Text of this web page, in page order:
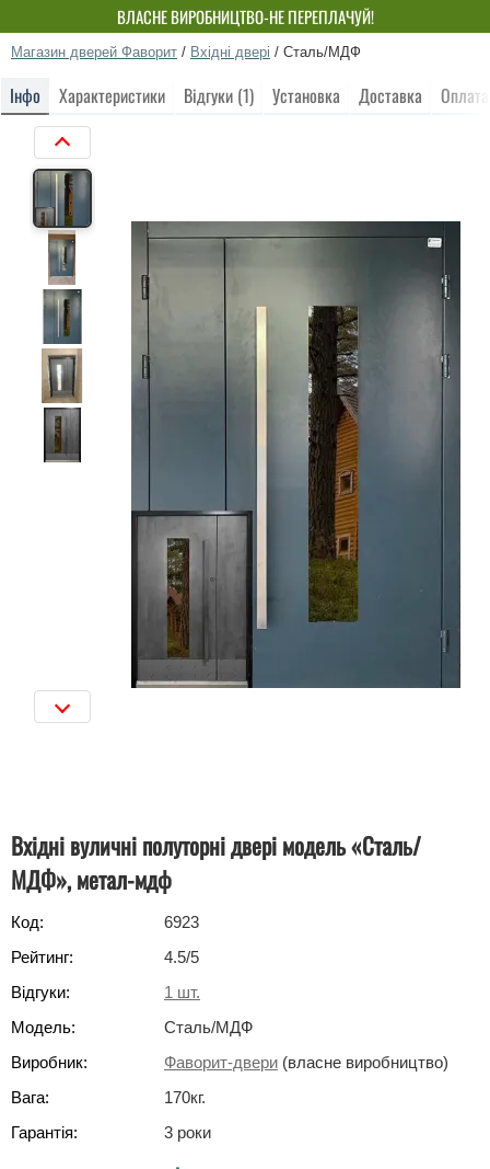
ВЛАСНЕ ВИРОБНИЦТВО-НЕ ПЕРЕПЛАЧУЙ!
Магазин дверей Фаворит / Вхідні двері / Сталь/МДФ
Інфо Характеристики Відгуки (1) Установка Доставка Оплата
Вхідні вуличні полуторні двері модель «Сталь/
МДФ», метал-мдф
Код:
6923
Рейтинг:
4.5/5
Відгуки:
1 шт.
Модель:
Сталь/МДФ
Виробник:
Фаворит-двери (власне виробництво)
Вага:
170кг.
Гарантія:
3 роки